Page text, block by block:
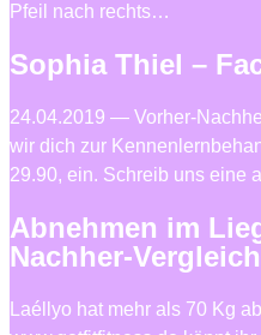
Pfeil nach rechts…
Sophia Thiel –
24.04.2019 — Vorher-
wir dich zur
29.90, ein. Schreib uns eine
Abnehmen im
Nachher-
Laéllyo hat mehr als 70 Kg